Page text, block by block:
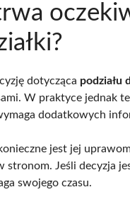
dotycząca podziału
W praktyce jednak
dodatkowych
jest jej
stronom. Jeśli decyzja
swojego czasu.